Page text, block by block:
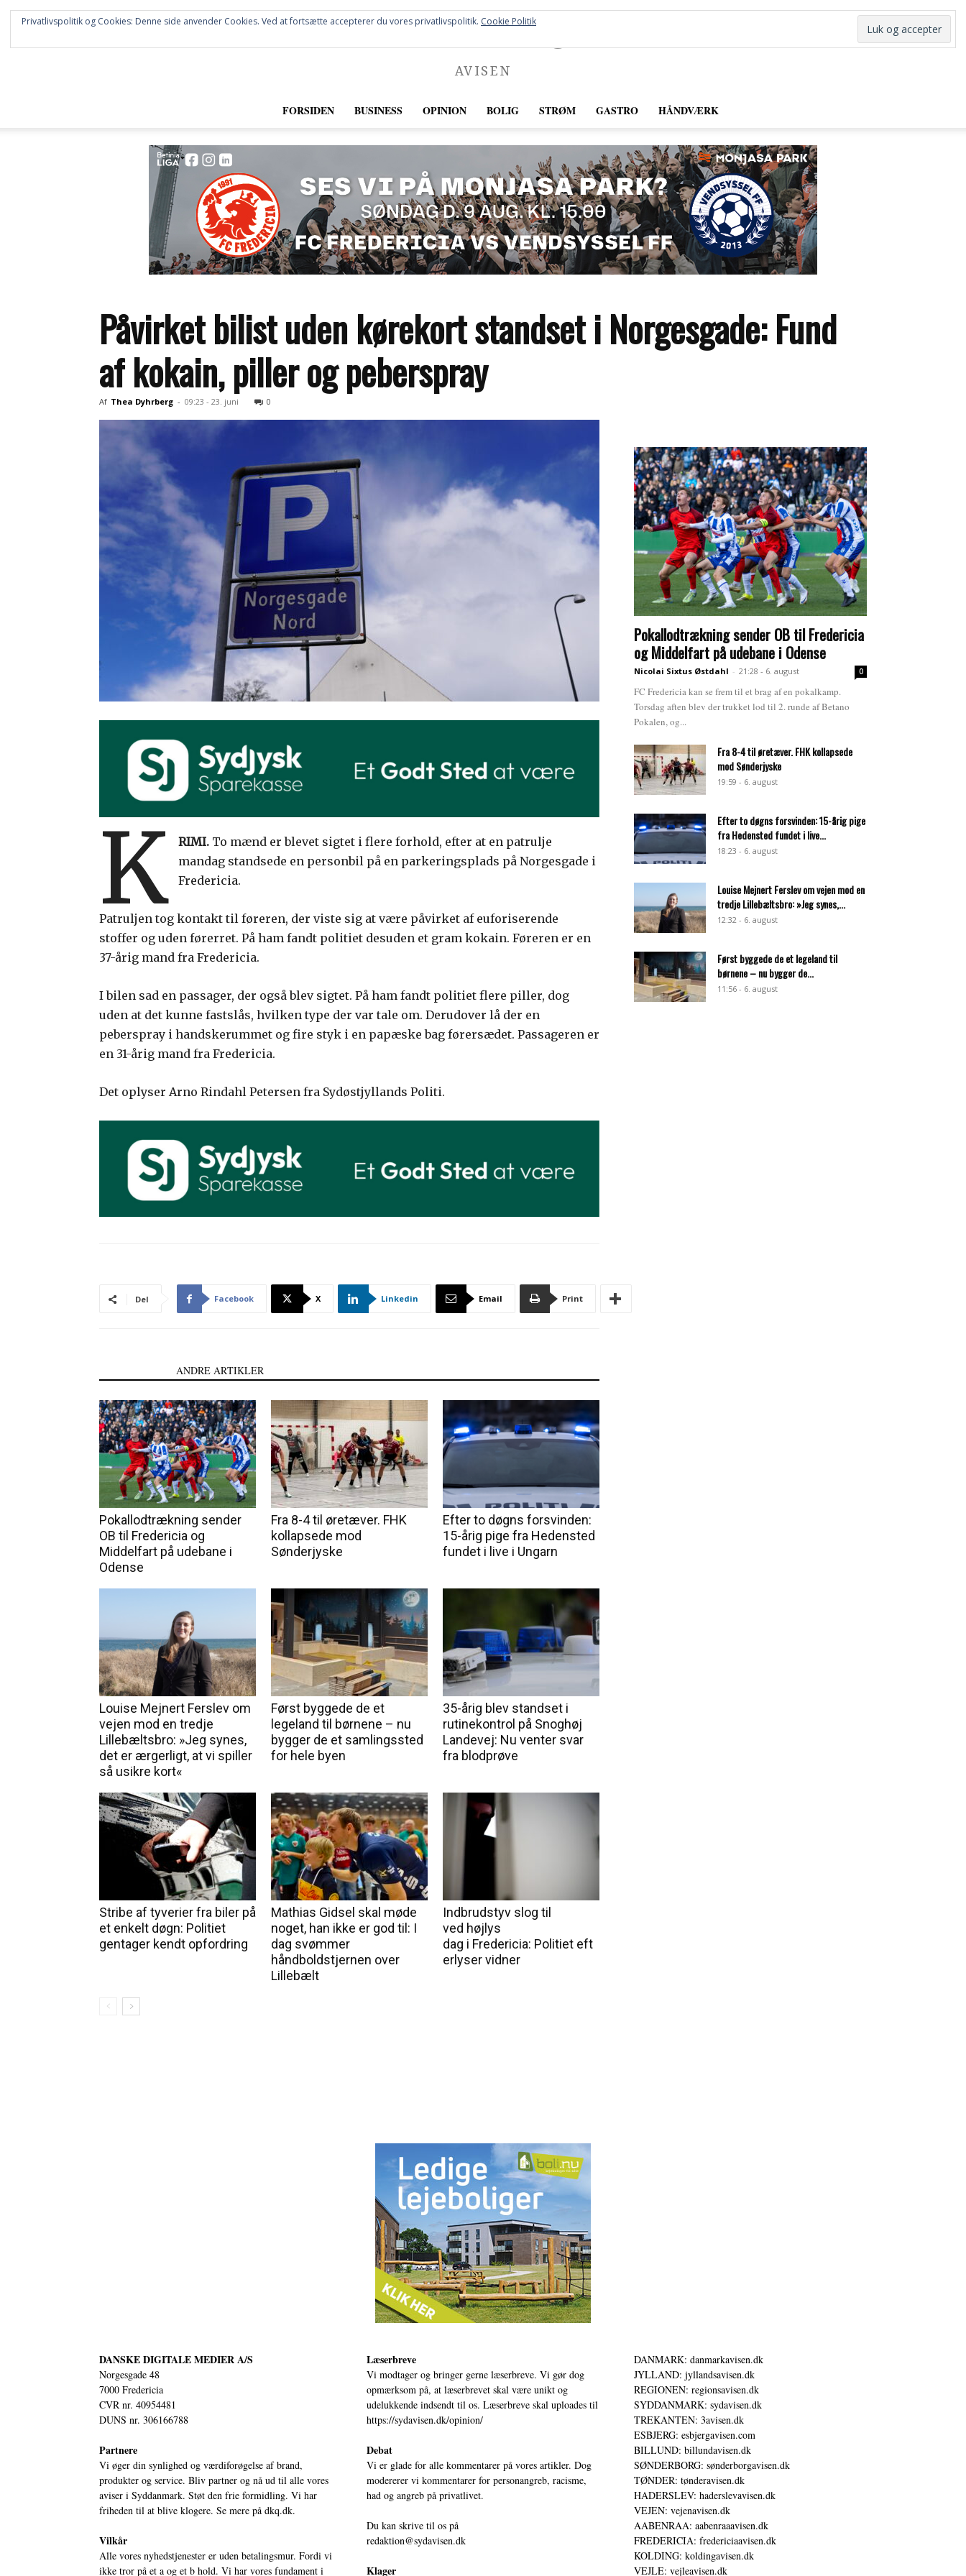
FREDERICIA
AVISEN
FORSIDEN BUSINESS OPINION BOLIG STRØM GASTRO HÅNDVÆRK
Påvirket bilist uden kørekort standset i Norgesgade: Fund
af kokain, piller og peberspray
Af Thea Dyhrberg - 09:23 - 23. juni 0
K RIMI. To mænd er blevet sigtet i flere forhold, efter at en patrulje
mandag standsede en personbil på en parkeringsplads på Norgesgade i
Fredericia.
Patruljen tog kontakt til føreren, der viste sig at være påvirket af euforiserende
stoffer og uden førerret. På ham fandt politiet desuden et gram kokain. Føreren er en
37-årig mand fra Fredericia.
I bilen sad en passager, der også blev sigtet. På ham fandt politiet flere piller, dog
uden at det kunne fastslås, hvilken type der var tale om. Derudover lå der en
peberspray i handskerummet og fire styk i en papæske bag førersædet. Passageren er
en 31-årig mand fra Fredericia.
Det oplyser Arno Rindahl Petersen fra Sydøstjyllands Politi.
Del Facebook X Linkedin Email Print
ANDRE ARTIKLER
Pokallodtrækning sender
OB til Fredericia og
Middelfart på udebane i
Odense
Fra 8-4 til øretæver. FHK
kollapsede mod
Sønderjyske
Efter to døgns forsvinden:
15-årig pige fra Hedensted
fundet i live i Ungarn
Louise Mejnert Ferslev om
vejen mod en tredje
Lillebæltsbro: »Jeg synes,
det er ærgerligt, at vi spiller
så usikre kort«
Først byggede de et
legeland til børnene – nu
bygger de et samlingssted
for hele byen
35-årig blev standset i
rutinekontrol på Snoghøj
Landevej: Nu venter svar
fra blodprøve
Stribe af tyverier fra biler på
et enkelt døgn: Politiet
gentager kendt opfordring
Mathias Gidsel skal møde
noget, han ikke er god til: I
dag svømmer
håndboldstjernen over
Lillebælt
Indbrudstyv slog til
ved højlys
dag i Fredericia: Politiet eft
erlyser vidner
Pokallodtrækning sender OB til Fredericia
og Middelfart på udebane i Odense
Nicolai Sixtus Østdahl - 21:28 - 6. august 0
FC Fredericia kan se frem til et brag af en pokalkamp.
Torsdag aften blev der trukket lod til 2. runde af Betano
Pokalen, og...
Fra 8-4 til øretæver. FHK kollapsede
mod Sønderjyske
19:59 - 6. august
Efter to døgns forsvinden: 15-årig pige
fra Hedensted fundet i live...
18:23 - 6. august
Louise Mejnert Ferslev om vejen mod en
tredje Lillebæltsbro: »Jeg synes,...
12:32 - 6. august
Først byggede de et legeland til
børnene – nu bygger de...
11:56 - 6. august
DANSKE DIGITALE MEDIER A/S
Norgesgade 48
7000 Fredericia
CVR nr. 40954481
DUNS nr. 306166788
Partnere
Vi øger din synlighed og værdiforøgelse af brand,
produkter og service. Bliv partner og nå ud til alle vores
aviser i Syddanmark. Støt den frie formidling. Vi har
friheden til at blive klogere. Se mere på dkq.dk.
Vilkår
Alle vores nyhedstjenester er uden betalingsmur. Fordi vi
ikke tror på et a og et b hold. Vi har vores fundament i
Læserbreve
Vi modtager og bringer gerne læserbreve. Vi gør dog
opmærksom på, at læserbrevet skal være unikt og
udelukkende indsendt til os. Læserbreve skal uploades til
https://sydavisen.dk/opinion/
Debat
Vi er glade for alle kommentarer på vores artikler. Dog
modererer vi kommentarer for personangreb, racisme,
had og angreb på privatlivet.
Du kan skrive til os på
redaktion@sydavisen.dk
Klager
DANMARK: danmarkavisen.dk
JYLLAND: jyllandsavisen.dk
REGIONEN: regionsavisen.dk
SYDDANMARK: sydavisen.dk
TREKANTEN: 3avisen.dk
ESBJERG: esbjergavisen.com
BILLUND: billundavisen.dk
SØNDERBORG: sønderborgavisen.dk
TØNDER: tønderavisen.dk
HADERSLEV: haderslevavisen.dk
VEJEN: vejenavisen.dk
AABENRAA: aabenraaavisen.dk
FREDERICIA: fredericiaavisen.dk
KOLDING: koldingavisen.dk
VEJLE: vejleavisen.dk
Privatlivspolitik og Cookies: Denne side anvender Cookies. Ved at fortsætte accepterer du vores privatlivspolitik. Cookie Politik